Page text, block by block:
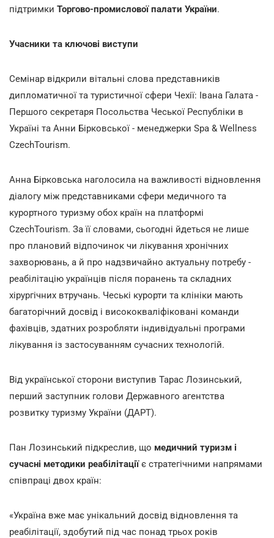
підтримки Торгово-промислової палати України.
Учасники та ключові виступи
Семінар відкрили вітальні слова представників
дипломатичної та туристичної сфери Чехії: Івана Галата -
Першого секретаря Посольства Чеської Республіки в
Україні та Анни Бірковської - менеджерки Spa & Wellness
CzechTourism.
Анна Бірковська наголосила на важливості відновлення
діалогу між представниками сфери медичного та
курортного туризму обох країн на платформі
CzechTourism. За її словами, сьогодні йдеться не лише
про плановий відпочинок чи лікування хронічних
захворювань, а й про надзвичайно актуальну потребу -
реабілітацію українців після поранень та складних
хірургічних втручань. Чеські курорти та клініки мають
багаторічний досвід і висококваліфіковані команди
фахівців, здатних розробляти індивідуальні програми
лікування із застосуванням сучасних технологій.
Від української сторони виступив Тарас Лозинський,
перший заступник голови Державного агентства
розвитку туризму України (ДАРТ).
Пан Лозинський підкреслив, що медичний туризм і
сучасні методики реабілітаціїє стратегічними напрямами
співпраці двох країн:
«Україна вже має унікальний досвід відновлення та
реабілітації, здобутий під час понад трьох років